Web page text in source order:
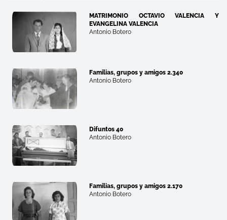
MATRIMONIO OCTAVIO VALENCIA Y
EVANGELINA VALENCIA
Antonio Botero
Familias, grupos y amigos 2.340
Antonio Botero
Difuntos 40
Antonio Botero
Familias, grupos y amigos 2.170
Antonio Botero